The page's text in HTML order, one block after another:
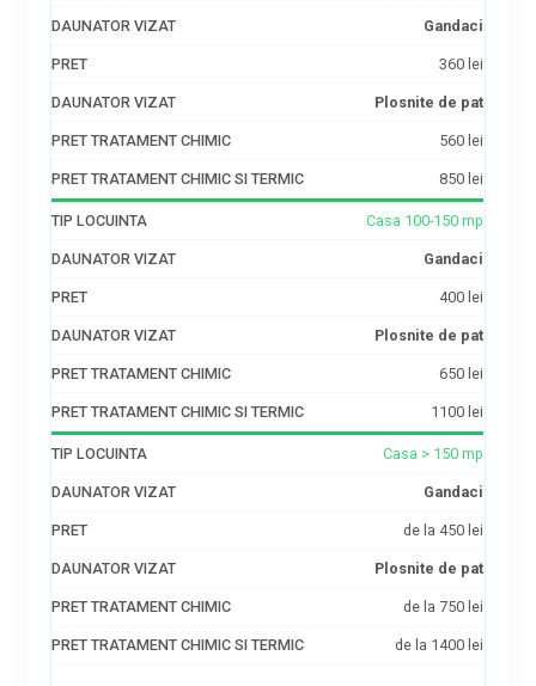
Gandaci
360 lei
Plosnite de pat
560 lei
850 lei
Casa 100-150 mp
Gandaci
400 lei
Plosnite de pat
650 lei
1100 lei
Casa > 150 mp
Gandaci
de la 450 lei
Plosnite de pat
de la 750 lei
de la 1400 lei